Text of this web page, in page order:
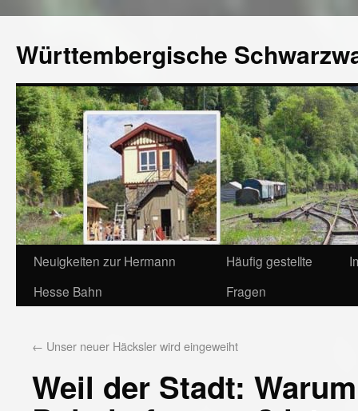
Württembergische
Neuigkeiten zur Hermann
Hesse Bahn
Häufig gestellte
Fragen
← Unser neuer Häcksler wird eingeweiht
Weil der Stadt: